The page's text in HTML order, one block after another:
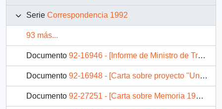
Serie Correspondencia 1992
93 más...
Documento 92-16946 - [Informe de Ministro de Transportes y Telecomunicaciones a Jefe de Gabinete Presidencial]
Documento 92-16948 - [Carta sobre proyecto "Unidades Lumínicas"]
Documento 92-27251 - [Carta sobre Memoria 1991 del Ministerio Vivienda y Urbanismo]